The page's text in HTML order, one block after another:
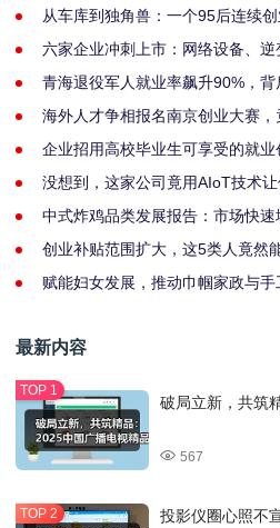
从车库到独角兽：一个95后连续
六家企业冲刺上市：网络设备、逆
青海退役军人就业率飙升90%，背
海外人才争相报名南京创业大赛，
企业招用高校毕业生可享受的就业
没想到，这家公司竟用AIoT技术
中式炸鸡品类发展报告：市场快速
创业补贴范围扩大，这5类人竟然
赋能妇女发展，推动巾帼家政与手
最新内容
破局立新，共筑
567
投影仪圈心照不